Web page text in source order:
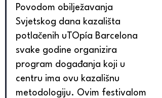
Povodom obilježavanja
Svjetskog dana kazališta
potlačenih uTOpía Barcelona
svake godine organizira
program događanja koji u
centru ima ovu kazališnu
metodologiju. Ovim festivalom